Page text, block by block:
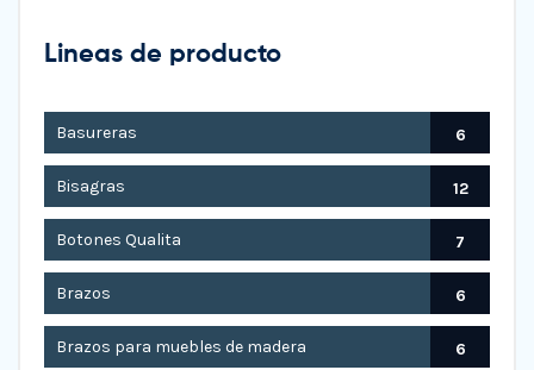
Lineas de producto
Basureras 6
Bisagras 12
Botones Qualita 7
Brazos 6
Brazos para muebles de madera 6